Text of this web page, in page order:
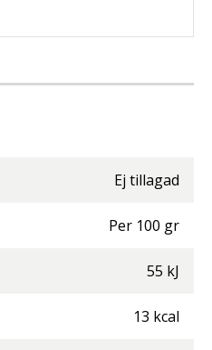
Ej tillagad
Per 100 gr
55 kJ
13 kcal